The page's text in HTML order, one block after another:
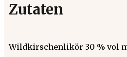
Zutaten
Wildkirschenlikör 30 % vol